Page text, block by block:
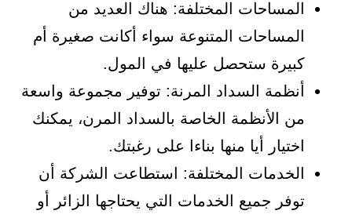
المساحات المختلفة: هناك العديد من
المساحات المتنوعة سواء أكانت صغيرة أم
كبيرة ستحصل عليها في المول.
أنظمة السداد المرنة: توفير مجموعة واسعة
من الأنظمة الخاصة بالسداد المرن، يمكنك
اختيار أيا منها بناءا على رغبتك.
الخدمات المختلفة: استطاعت الشركة أن
توفر جميع الخدمات التي يحتاجها الزائر أو